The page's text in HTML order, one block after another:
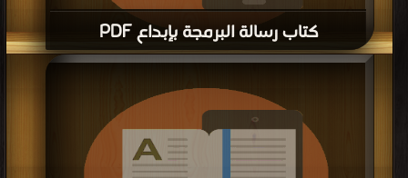
كتاب رسالة البرمجة بإبداع PDF
قراءة و تحميل كتاب كتاب رسالة البرمجة بإبداع PDF مجانا | مكتبة > كتب في
التحميل : مرة/مرات